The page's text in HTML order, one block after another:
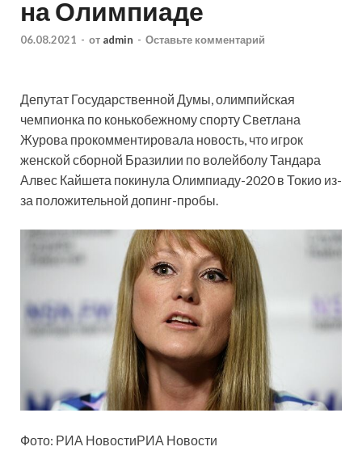
на Олимпиаде
06.08.2021 - от admin - Оставьте комментарий
Депутат Государственной Думы, олимпийская
чемпионка по конькобежному спорту Светлана
Журова прокомментировала новость, что игрок
женской сборной Бразилии по волейболу Тандара
Алвес Кайшета покинула Олимпиаду-2020 в Токио из-
за положительной допинг-пробы.
Фото: РИА НовостиРИА Новости